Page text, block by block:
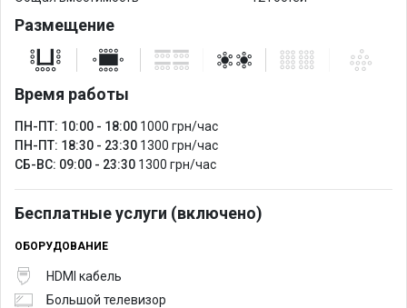
- Ресторан.
Размещение
Время работы
ПН-ПТ: 10:00 - 18:00 1000 грн/час
ПН-ПТ: 18:30 - 23:30 1300 грн/час
СБ-ВС: 09:00 - 23:30 1300 грн/час
Бесплатные услуги (включено)
ОБОРУДОВАНИЕ
HDMI кабель
Большой телевизор